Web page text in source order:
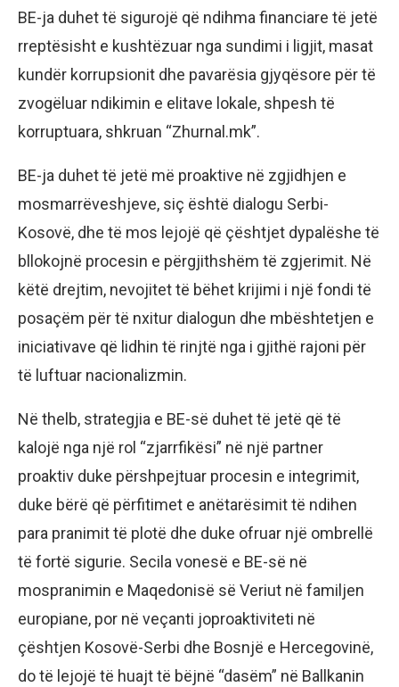
BE-ja duhet të sigurojë që ndihma financiare të jetë
rreptësisht e kushtëzuar nga sundimi i ligjit, masat
kundër korrupsionit dhe pavarësia gjyqësore për të
zvogëluar ndikimin e elitave lokale, shpesh të
korruptuara, shkruan “Zhurnal.mk”.
BE-ja duhet të jetë më proaktive në zgjidhjen e
mosmarrëveshjeve, siç është dialogu Serbi-
Kosovë, dhe të mos lejojë që çështjet dypalëshe të
bllokojnë procesin e përgjithshëm të zgjerimit. Në
këtë drejtim, nevojitet të bëhet krijimi i një fondi të
posaçëm për të nxitur dialogun dhe mbështetjen e
iniciativave që lidhin të rinjtë nga i gjithë rajoni për
të luftuar nacionalizmin.
Në thelb, strategjia e BE-së duhet të jetë që të
kalojë nga një rol “zjarrfikësi” në një partner
proaktiv duke përshpejtuar procesin e integrimit,
duke bërë që përfitimet e anëtarësimit të ndihen
para pranimit të plotë dhe duke ofruar një ombrellë
të fortë sigurie. Secila vonesë e BE-së në
mospranimin e Maqedonisë së Veriut në familjen
europiane, por në veçanti joproaktiviteti në
çështjen Kosovë-Serbi dhe Bosnjë e Hercegovinë,
do të lejojë të huajt të bëjnë “dasëm” në Ballkanin